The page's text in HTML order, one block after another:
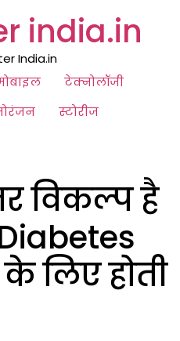
india.in
India.in
टेक्नोलॉजी
स्टोरीज
विकल्प है
लिए होती